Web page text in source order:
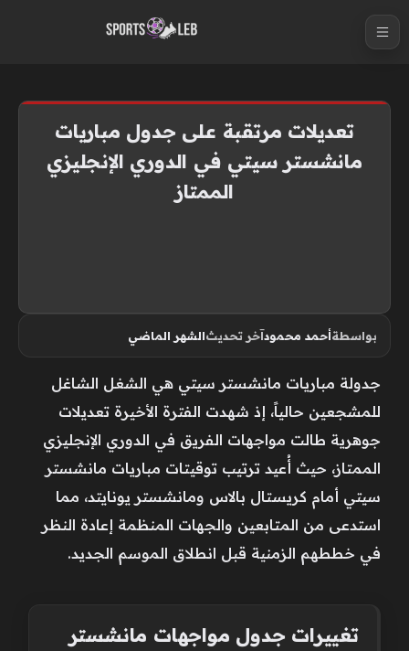
تعديلات مرتقبة على جدول مباريات
مانشستر سيتي في الدوري الإنجليزي
الممتاز
بواسطةأحمد محمودآخر تحديثالشهر الماضي
جدولة مباريات مانشستر سيتي هي الشغل الشاغل
للمشجعين حالياً، إذ شهدت الفترة الأخيرة تعديلات
جوهرية طالت مواجهات الفريق في الدوري الإنجليزي
الممتاز، حيث أُعيد ترتيب توقيتات مباريات مانشستر
سيتي أمام كريستال بالاس ومانشستر يونايتد، مما
استدعى من المتابعين والجهات المنظمة إعادة النظر
في خططهم الزمنية قبل انطلاق الموسم الجديد.
تغييرات جدول مواجهات مانشستر